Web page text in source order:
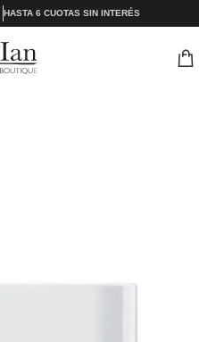
HASTA 6 CUOTAS SIN INTERÉS